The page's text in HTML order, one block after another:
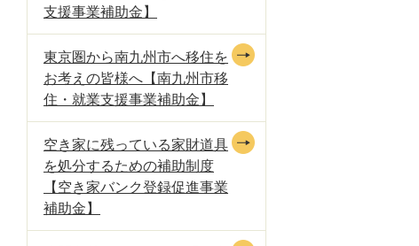
支援事業補助金】
東京圏から南九州市へ移住を
お考えの皆様へ【南九州市移
住・就業支援事業補助金】
空き家に残っている家財道具
を処分するための補助制度
【空き家バンク登録促進事業
補助金】